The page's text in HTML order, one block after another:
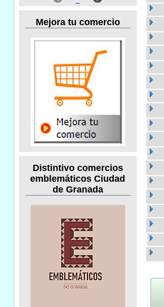
Mejora tu comercio
Distintivo comercios
emblemáticos Ciudad
de Granada